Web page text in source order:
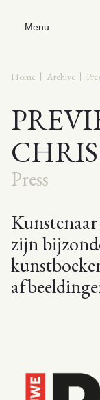
Menu
Home Archive
Press
zijn